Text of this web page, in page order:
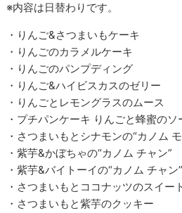
※内容は⽇替わりです。
・りんご&さつまいもケーキ
・りんごのカラメルケーキ
・りんごのパンプディング
・りんご&ハイビスカスのゼリー
・りんごとレモングラスのムース
・プチパンケーキ りんごと蜂蜜のソ
・さつまいもとシナモンの“カノム
・紫芋&かぼちゃの“カノム チャン”
・紫芋&バイトーイの“カノム チャン”
・さつまいもとココナッツのスイー
・さつまいもと紫芋のクッキー